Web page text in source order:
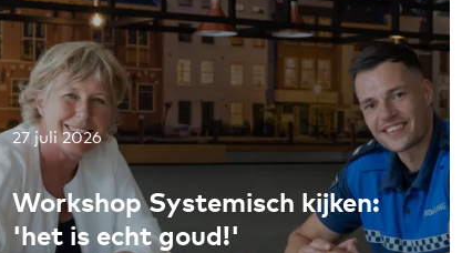
Toevoegen aan favorieten
27 juli 2026
Workshop Systemisch kijken:
'het is echt goud!'